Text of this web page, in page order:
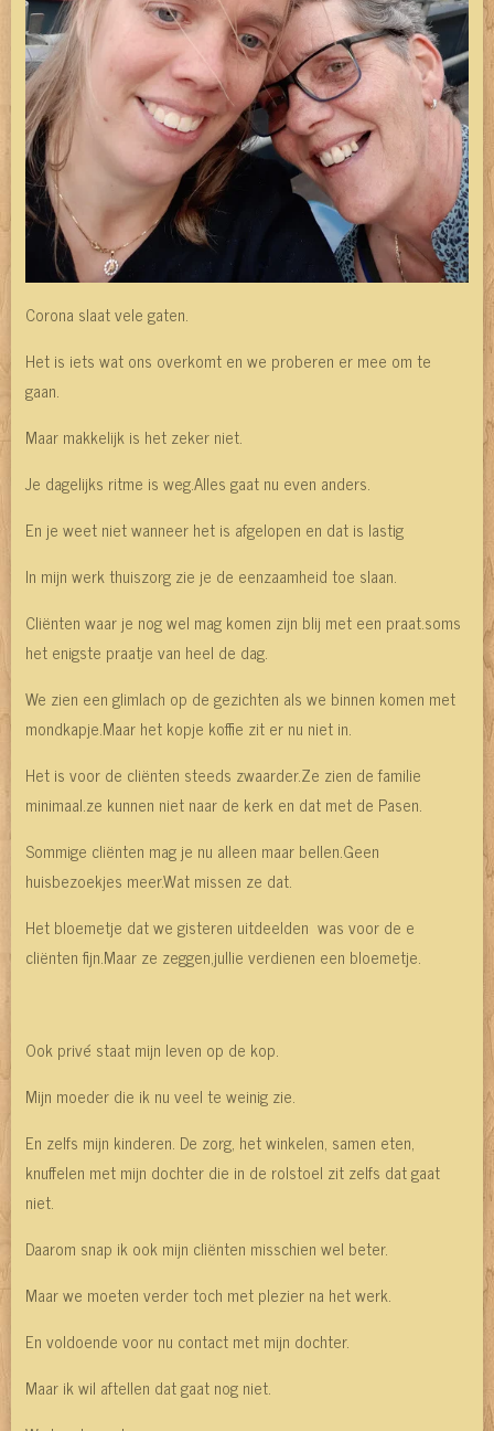
Corona slaat vele gaten.
Het is iets wat ons overkomt en we proberen er mee om te
gaan.
Maar makkelijk is het zeker niet.
Je dagelijks ritme is weg.Alles gaat nu even anders.
En je weet niet wanneer het is afgelopen en dat is lastig
In mijn werk thuiszorg zie je de eenzaamheid toe slaan.
Cliënten waar je nog wel mag komen zijn blij met een praat.soms
het enigste praatje van heel de dag.
We zien een glimlach op de gezichten als we binnen komen met
mondkapje.Maar het kopje koffie zit er nu niet in.
Het is voor de cliënten steeds zwaarder.Ze zien de familie
minimaal.ze kunnen niet naar de kerk en dat met de Pasen.
Sommige cliënten mag je nu alleen maar bellen.Geen
huisbezoekjes meer.Wat missen ze dat.
Het bloemetje dat we gisteren uitdeelden was voor de e
cliënten fijn.Maar ze zeggen,jullie verdienen een bloemetje.
Ook privé staat mijn leven op de kop.
Mijn moeder die ik nu veel te weinig zie.
En zelfs mijn kinderen. De zorg, het winkelen, samen eten,
knuffelen met mijn dochter die in de rolstoel zit zelfs dat gaat
niet.
Daarom snap ik ook mijn cliënten misschien wel beter.
Maar we moeten verder toch met plezier na het werk.
En voldoende voor nu contact met mijn dochter.
Maar ik wil aftellen dat gaat nog niet.